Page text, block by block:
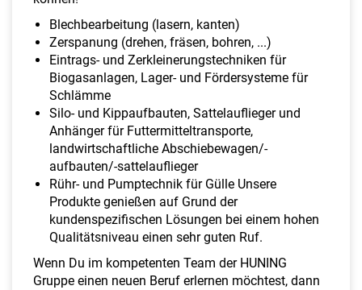
Blechbearbeitung (lasern, kanten)
Zerspanung (drehen, fräsen, bohren, ...)
Eintrags- und Zerkleinerungstechniken für
Biogasanlagen, Lager- und Fördersysteme für
Schlämme
Silo- und Kippaufbauten, Sattelauflieger und
Anhänger für Futtermitteltransporte,
landwirtschaftliche Abschiebewagen/-
aufbauten/-sattelauflieger
Rühr- und Pumptechnik für Gülle Unsere
Produkte genießen auf Grund der
kundenspezifischen Lösungen bei einem hohen
Qualitätsniveau einen sehr guten Ruf.
Wenn Du im kompetenten Team der HUNING
Gruppe einen neuen Beruf erlernen möchtest, dann